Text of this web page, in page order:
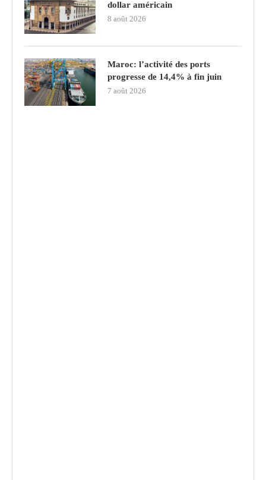
dollar américain
8 août 2026
Maroc: l’activité des ports
progresse de 14,4% à fin juin
7 août 2026